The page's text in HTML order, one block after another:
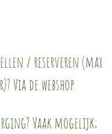
/ reserveren (max
Via de webshop.
Vaak mogelijk;